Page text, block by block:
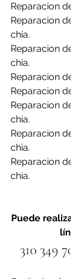
Reparacion
Reparacion
chia.
Reparacion
chia.
Reparacion
Reparacion
Reparacion
chia.
Reparacion
chia.
Reparacion
chia.
Puede
310 349